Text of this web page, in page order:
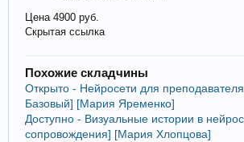
Цена 4900 руб.
Скрытая ссылка
Похожие складчины
Открыто - Нейросети для
Базовый] [Мария Яременко]
Доступно - Визуальные истории в
сопровождения] [Мария Хлопцова]